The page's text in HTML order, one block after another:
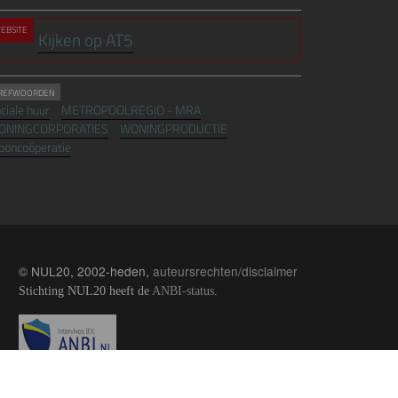
Kijken op AT5
huur
METROPOOLREGIO - MRA
WONINGPRODUCTIE
© NUL20, 2002-heden, auteursrechten/disclaimer
Stichting NUL20 heeft de ANBI-status.
Image